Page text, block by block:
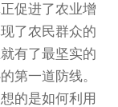
促进了农业增
了农民群众的
有了最坚实的
第一道防线。
的是如何利用